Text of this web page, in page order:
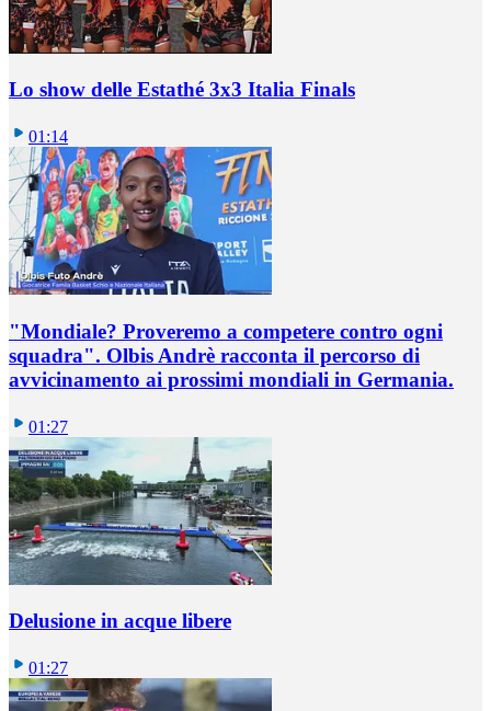
Lo show delle Estathé 3x3 Italia Finals
01:14
"Mondiale? Proveremo a competere contro ogni
squadra". Olbis Andrè racconta il percorso di
avvicinamento ai prossimi mondiali in Germania.
01:27
Delusione in acque libere
01:27